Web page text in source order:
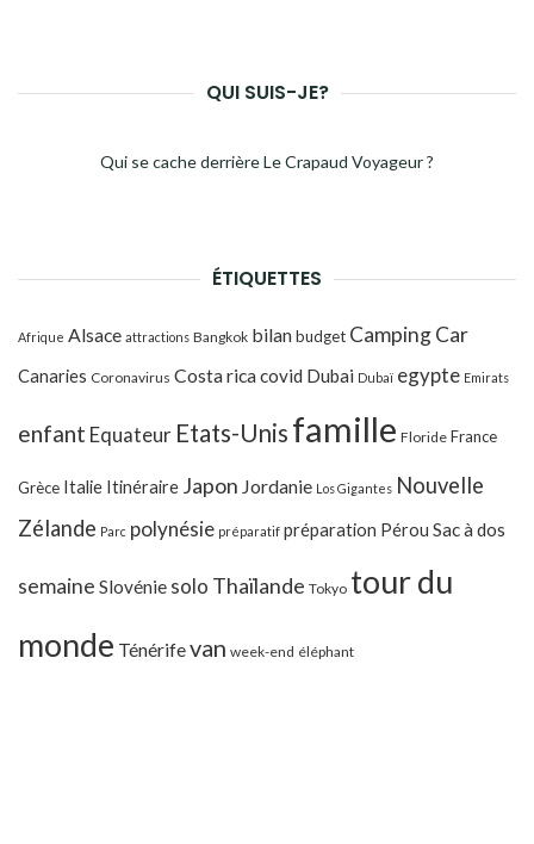
QUI SUIS-JE?
Qui se cache derrière Le Crapaud Voyageur ?
ÉTIQUETTES
Afrique Alsace attractions Bangkok bilanbudget Camping Car
Canaries Coronavirus Costa ricacovid Dubai Dubaï egypte Emirats
enfant Equateur Etats-Unis famille Floride France
Grèce Italie Itinéraire Japon Jordanie Los Gigantes Nouvelle
Zélande Parc polynésie préparatif préparation Pérou Sac à dos
semaine Slovénie solo Thaïlande Tokyo tour du
monde Ténérifevan week-end éléphant